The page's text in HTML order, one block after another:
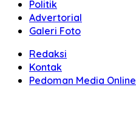
Politik
Advertorial
Galeri Foto
Redaksi
Kontak
Pedoman Media Online